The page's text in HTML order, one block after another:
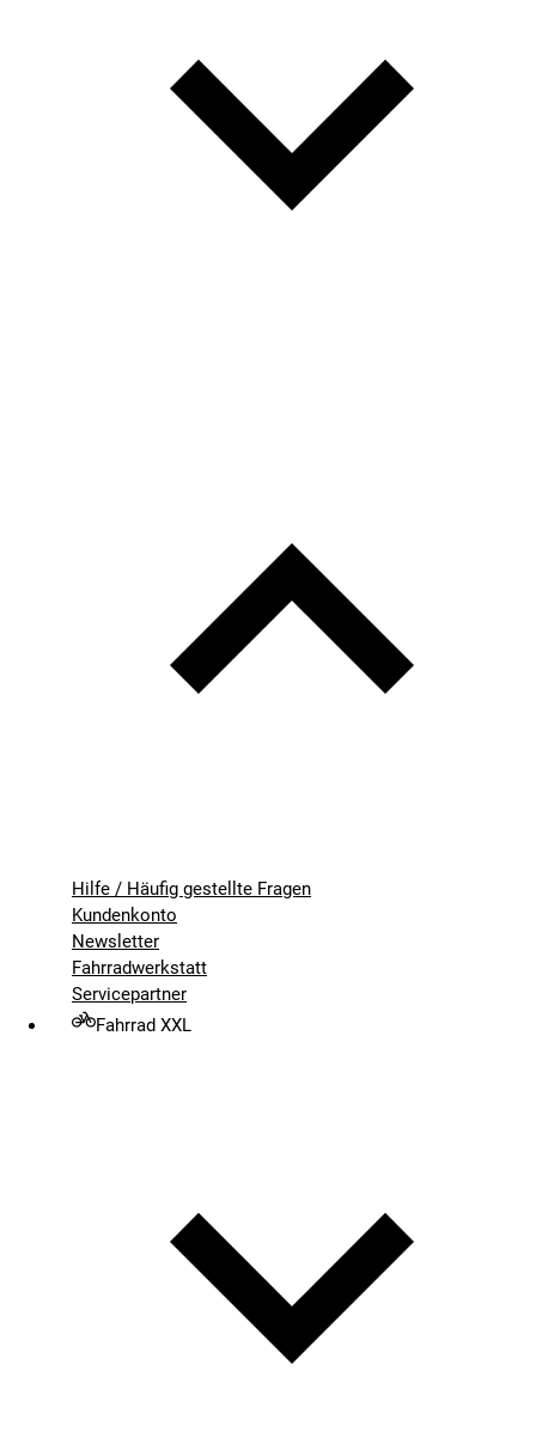
Hilfe / Häufig gestellte Fragen
Kundenkonto
Newsletter
Fahrradwerkstatt
Servicepartner
Fahrrad XXL